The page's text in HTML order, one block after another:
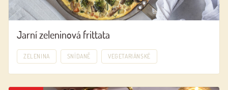
Jarní zeleninová frittata
ZELENINA SNÍDANĚ VEGETARIÁNSKÉ